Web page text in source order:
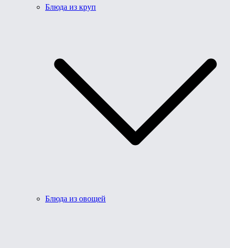
Блюда из круп
Блюда из овощей